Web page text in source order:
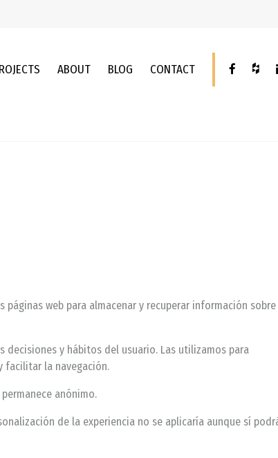
ABOUT BLOG CONTACT
web para almacenar y recuperar información
decisiones y hábitos del usuario. Las utilizamos para
facilitar la navegación.
anónimo.
de la experiencia no se aplicaría aunque sí